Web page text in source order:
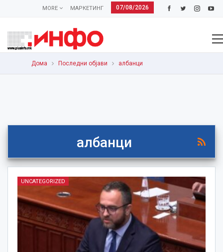
07/08/2026
МАРКЕТИНГ
MORE
Дома Последни објави албанци
албанци
UNCATEGORIZED